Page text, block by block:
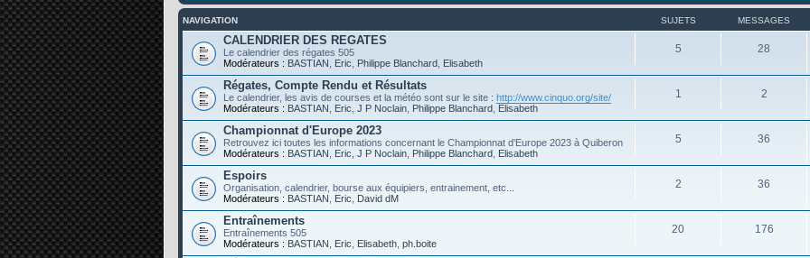
NAVIGATION SUJETS MESSAGES
CALENDRIER DES REGATES
Le calendrier des régates 505
Modérateurs : BASTIAN Eric Philippe Blanchard Elisabeth
5 28
Régates, Compte Rendu et Résultats
Le calendrier, les avis de courses et la météo sont sur le site : http://www.cinquo.org/site/
Modérateurs : BASTIAN Eric J P Noclain Philippe Blanchard Elisabeth
1 2
Championnat d'Europe 2023
Retrouvez ici toutes les informations concernant le Championnat d'Europe 2023 à Quiberon
Modérateurs : BASTIAN Eric J P Noclain Philippe Blanchard Elisabeth
5 36
Espoirs
Organisation, calendrier, bourse aux équipiers, entrainement, etc...
Modérateurs : BASTIAN Eric David dM
2 36
Entraînements
Entraînements 505
Modérateurs : BASTIAN Eric Elisabeth ph.boite
20 176